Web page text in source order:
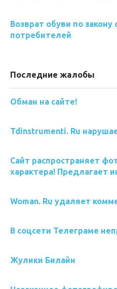
Возврат обуви по закону
потребителей
Последние жалобы
Обман на сайте!
Tdinstrumenti. Ru
Сайт распространяет
характера! Предлагает
Woman. Ru удаляет
В соцсети Телеграме
Жулики Билайн